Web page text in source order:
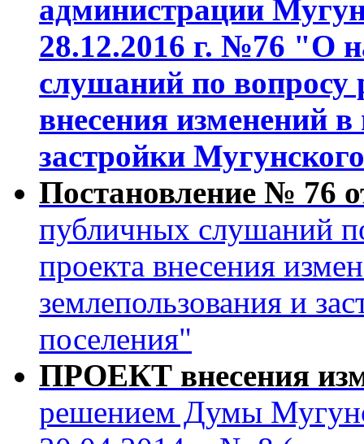
администрации
28.12.2016 г. №76 "О
слушаний по вопросу
внесения изменений
застройки
Постановление № 76
публичных слушаний
проекта внесения
землепользования и
поселения"
ПРОЕКТ внесения
решением Думы